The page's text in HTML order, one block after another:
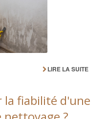
LIRE LA SUITE
la fiabilité d'une